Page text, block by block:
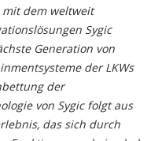
mit dem weltweit
Sygic
Generation von
der LKWs
der
von Sygic folgt aus
das sich durch